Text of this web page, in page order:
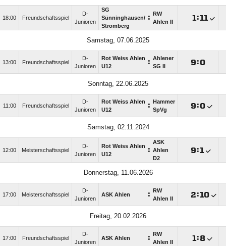
18:00 Freundschaftsspiel
D-
Junioren
SG
Sünninghausen/​
Stromberg
:
RW
Ahlen II
:
Samstag, 07.06.2025
13:00 Freundschaftsspiel
D-
Junioren
Rot Weiss Ahlen
U12
: Ahlener
SG II
:
Sonntag, 22.06.2025
11:00 Freundschaftsspiel
D-
Junioren
Rot Weiss Ahlen
U12
:
Hammer
SpVg
:
Samstag, 02.11.2024
12:00 Meisterschaftsspiel
D-
Junioren
Rot Weiss Ahlen
U12
:
ASK
Ahlen
D2
:
Donnerstag, 11.06.2026
17:00 Meisterschaftsspiel
D-
Junioren
ASK Ahlen :
RW
Ahlen II
:
Freitag, 20.02.2026
17:00 Freundschaftsspiel
D-
Junioren
ASK Ahlen :
RW
Ahlen II
: